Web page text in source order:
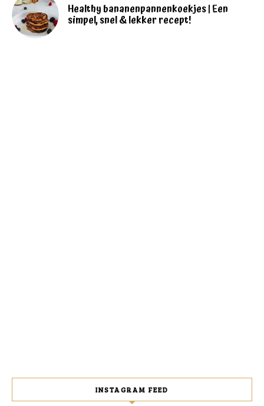
Healthy bananenpannenkoekjes | Een
simpel, snel & lekker recept!
INSTAGRAM FEED